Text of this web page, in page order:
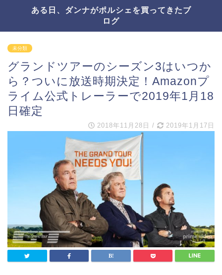
ある日、ダンナがポルシェを買ってきたブ
ログ
未分類
グランドツアーのシーズン3はいつか
ら？ついに放送時期決定！Amazonプ
ライム公式トレーラーで2019年1月18
日確定
2018年11月28日 / 2019年1月17日